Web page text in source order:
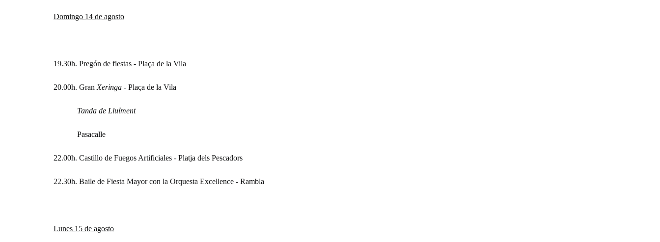
Domingo 14 de agosto
19.30h. Pregón de fiestas - Plaça de la Vila
20.00h. Gran Xeringa - Plaça de la Vila
Tanda de Lluïment
Pasacalle
22.00h. Castillo de Fuegos Artificiales - Platja dels Pescadors
22.30h. Baile de Fiesta Mayor con la Orquesta Excellence - Rambla
Lunes 15 de agosto